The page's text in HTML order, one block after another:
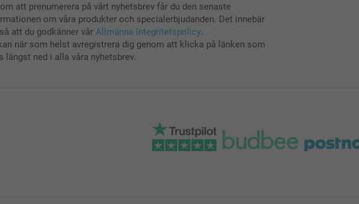
att prenumerera på vårt nyhetsbrev får du den senaste
om våra produkter och specialerbjudanden. Det innebär
att du godkänner vår Allmänna integritetspolicy.
när som helst avregistrera dig genom att klicka på länken som
längst ned i alla våra nyhetsbrev.